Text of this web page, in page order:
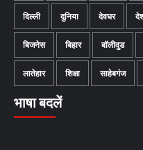
दिल्ली दुनिया देवघर
बिजनेस बिहार बॉलीवुड
लातेहार शिक्षा साहेबगंज
भाषा बदलें